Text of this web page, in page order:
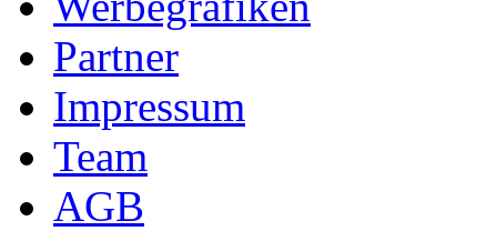
Partner
Impressum
Team
AGB